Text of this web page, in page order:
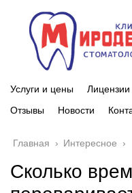
Услуги и цены
Отзывы
Новости
Главная › Интересное ›
Сколько